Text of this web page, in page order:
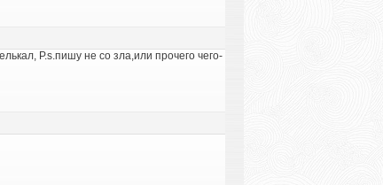
P.s.пишу не со зла,или прочего чего-